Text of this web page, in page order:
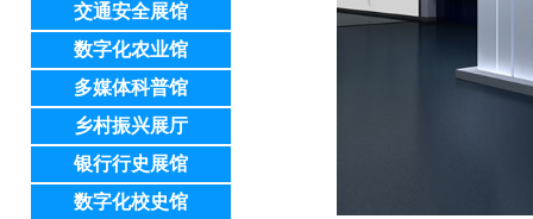
交通安全展馆
数字化农业馆
多媒体科普馆
乡村振兴展厅
银行行史展馆
数字化校史馆